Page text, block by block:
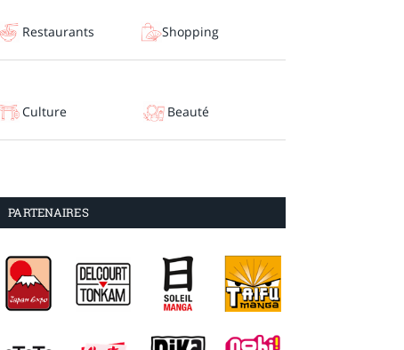
Restaurants Shopping
Culture Beauté
PARTENAIRES